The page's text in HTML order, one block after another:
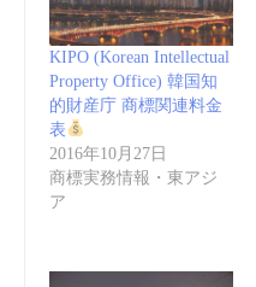
KIPO (Korean Intellectual
Property Office) 韓国知
的財産庁 商標関連料金
表
2016年10月27日
商標実務情報・東アジ
ア